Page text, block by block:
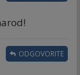
ODGOVORITE